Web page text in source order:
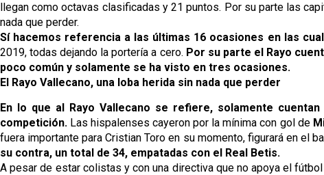
llegan como octavas clasificadas y 21 puntos. Por su parte las
nada que perder.
Sí hacemos referencia a las últimas 16 ocasiones en las
2019, todas dejando la portería a cero. Por su parte el Rayo
poco común y solamente se ha visto en tres ocasiones.
El Rayo Vallecano, una loba herida sin nada que perder
En lo que al Rayo Vallecano se refiere, solamente
competición. Las hispalenses cayeron por la mínima con gol de
fuera importante para Cristian Toro en su momento, figurará en el
su contra, un total de 34, empatadas con el Real Betis.
A pesar de estar colistas y con una directiva que no apoya el